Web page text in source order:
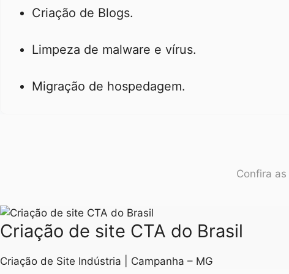
Criação de Blogs.
Limpeza de malware e vírus.
Migração de hospedagem.
Confira
Criação de site CTA do Brasil
Criação de Site Indústria | Campanha – MG